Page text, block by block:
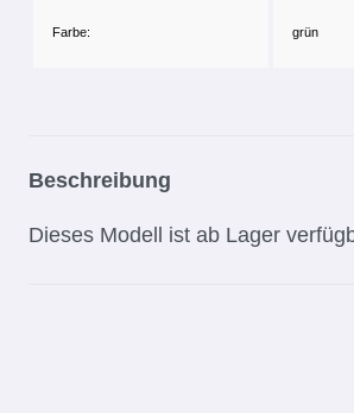
Farbe: grün
Beschreibung
Dieses Modell ist ab Lager